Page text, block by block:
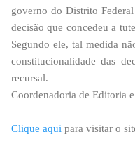
governo do Distrito
decisão que concedeu a
Segundo ele, tal medida
constitucionalidade das
recursal.
Coordenadoria de Editoria
Clique aqui para visitar o